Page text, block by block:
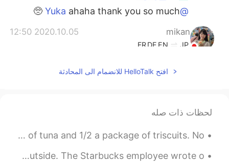
@Yuka
ahaha thank you so much 🥺
mikan
2020.10.05 12:50
JP
EN
DE
FR
で昔よくカフェで食べていました。 すごく
JP
EN
鮪にイクラとキャビア！😳 面白そうな味
Yuka
2020.10.05 12:49
افتح HelloTalk للانضمام الى المحادثة
لحظات ذات صله
Last Friday's lunch was a bottle of water with 2 packs of tuna and 1/2 a package of triscuits. No...
Since there’s limited seats inside Starbucks I had to sit outside. The Starbucks employee wrote o...